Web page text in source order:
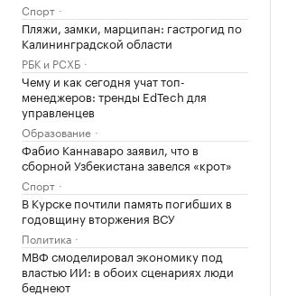
Спорт
Пляжи, замки, марципан: гастрогид по
Калининградской области
РБК и РСХБ
Чему и как сегодня учат топ-
менеджеров: тренды EdTech для
управленцев
Образование
Фабио Каннаваро заявил, что в
сборной Узбекистана завелся «крот»
Спорт
В Курске почтили память погибших в
годовщину вторжения ВСУ
Политика
МВФ смоделировал экономику под
властью ИИ: в обоих сценариях люди
беднеют